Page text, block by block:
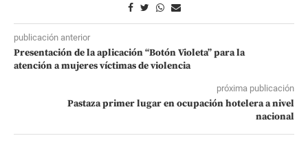
publicación anterior
Presentación de la aplicación “Botón Violeta” para la
atención a mujeres víctimas de violencia
próxima publicación
Pastaza primer lugar en ocupación hotelera a nivel
nacional